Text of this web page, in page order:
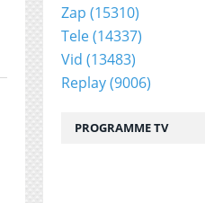
Zap (15310)
Tele(14337)
Vid (13483)
Replay(9006)
PROGRAMME TV